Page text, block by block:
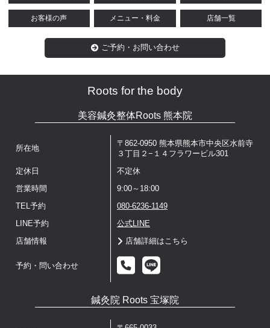
お客様の声 メニュー・料金 店舗一覧
ご予約・お問い合わせ
Roots for the body
美容鍼灸整体Roots 熊本院
所在地
〒862-0950 熊本県熊本市中央区水前寺
３丁目２−１４フラワービル301
定休日 不定休
営業時間 9:00～18:00
TEL予約 080-6236-1149
LINE予約 公式LINE
店舗情報 店舗詳細はこちら
予約・問い合わせ
鍼灸院 Roots 宝塚院